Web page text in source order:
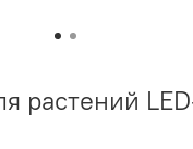
растений